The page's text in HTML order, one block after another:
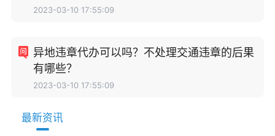
2023-03-10 17:55:09
异地违章代办可以吗？不处理交通违章的后果
有哪些？
2023-03-10 17:55:09
最新资讯